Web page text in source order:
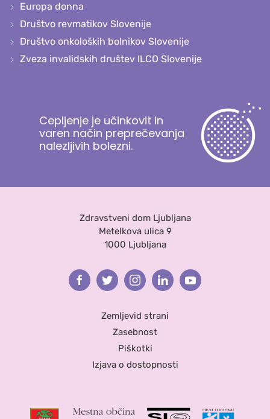
Europa donna
Društvo revmatikov Slovenije
Društvo onkoloških bolnikov Slovenije
Zveza invalidskih društev ILCO Slovenije
Cepljenje je učinkovit in
varen način preprečevanja
nalezljivih bolezni.
Zdravstveni dom Ljubljana
Metelkova ulica 9
1000 Ljubljana
FacebookTwitterInstagramLinkedinYoutube
Zemljevid strani
Zasebnost
Piškotki
Izjava o dostopnosti